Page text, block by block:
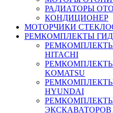
РАДИАТОРЫ
КОНДИЦИОНЕР
МОТОРЧИКИ
РЕМКОМПЛЕКТЫ
HITACHI
KOMATSU
HYUNDAI
ЭКСКАВАТОРОВ